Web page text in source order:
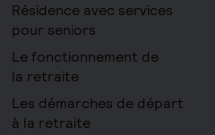
Résidence avec services
pour seniors
Le fonctionnement de
la retraite
Les démarches de départ
à la retraite